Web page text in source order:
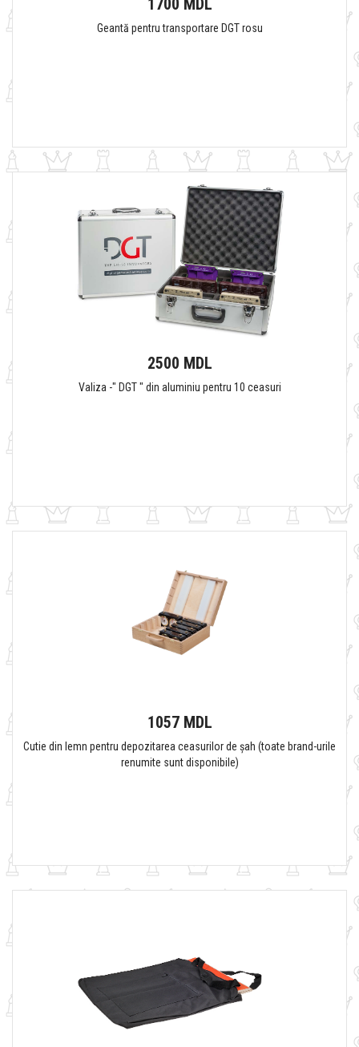
1700 MDL
Geantă pentru transportare DGT rosu
2500 MDL
Valiza -" DGT " din aluminiu pentru 10 ceasuri
1057 MDL
Cutie din lemn pentru depozitarea ceasurilor de șah (toate brand-urile
renumite sunt disponibile)